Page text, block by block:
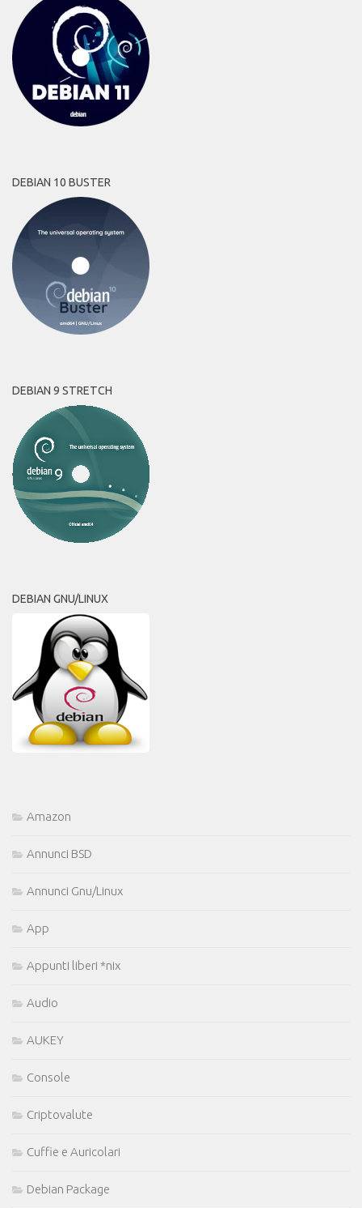
DEBIAN 10 BUSTER
DEBIAN 9 STRETCH
DEBIAN GNU/LINUX
Amazon
Annunci BSD
Annunci Gnu/Linux
App
Appunti liberi *nix
Audio
AUKEY
Console
Criptovalute
Cuffie e Auricolari
Debian Package